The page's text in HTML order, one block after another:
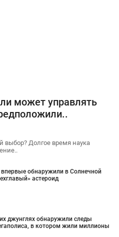
может управлять
Долгое время наука
обнаружили в Солнечной
астероид
джунглях обнаружили следы
в котором жили миллионы